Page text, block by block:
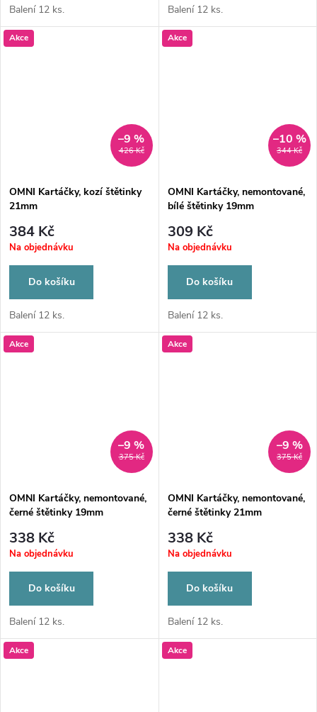
Balení 12 ks. Balení 12 ks.
Akce
426 Kč
–9 %
OMNI Kartáčky, kozí štětinky
21mm
384 Kč
Na objednávku
Do košíku
Balení 12 ks.
Akce
344 Kč
–10 %
OMNI Kartáčky, nemontované,
bílé štětinky 19mm
309 Kč
Na objednávku
Do košíku
Balení 12 ks.
Akce
375 Kč
–9 %
OMNI Kartáčky, nemontované,
černé štětinky 19mm
338 Kč
Na objednávku
Do košíku
Balení 12 ks.
Akce
375 Kč
–9 %
OMNI Kartáčky, nemontované,
černé štětinky 21mm
338 Kč
Na objednávku
Do košíku
Balení 12 ks.
Akce Akce